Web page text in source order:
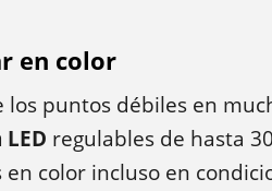
en color
puntos débiles en
regulables de hasta
color incluso en